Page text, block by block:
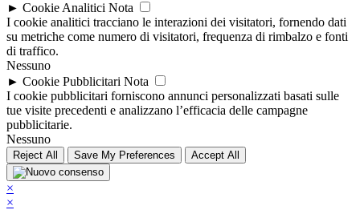
► Cookie Analitici Nota
I cookie analitici tracciano le interazioni dei visitatori, fornendo dati
su metriche come numero di visitatori, frequenza di rimbalzo e fonti
di traffico.
Nessuno
► Cookie Pubblicitari Nota
I cookie pubblicitari forniscono annunci personalizzati basati sulle
tue visite precedenti e analizzano l’efficacia delle campagne
pubblicitarie.
Nessuno
Reject All Save My Preferences Accept All
×
×